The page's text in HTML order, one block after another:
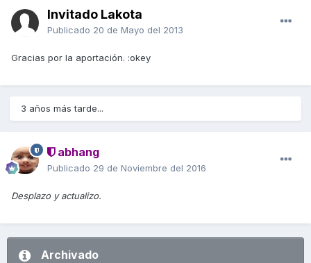
Invitado Lakota
Publicado 20 de Mayo del 2013
Gracias por la aportación. :okey
3 años más tarde...
abhang
Publicado 29 de Noviembre del 2016
Desplazo y actualizo.
Archivado